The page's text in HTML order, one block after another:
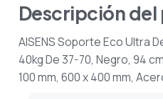
Descripción
AISENS Soporte Eco Ultra
40kg De 37-70, Negro, 94
100 mm, 600 x 400 mm,